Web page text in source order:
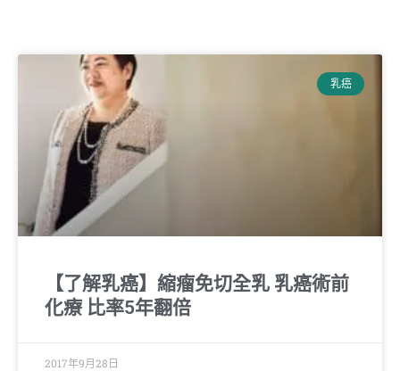
乳癌
【了解乳癌】縮瘤免切全乳 乳癌術前
化療 比率5年翻倍
2017年9月28日